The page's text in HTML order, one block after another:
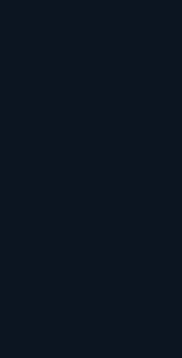
62 735-51-05 lub